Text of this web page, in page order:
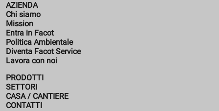
AZIENDA
Chi siamo
Mission
Entra in Facot
Politica Ambientale
Diventa Facot Service
Lavora con noi
PRODOTTI
SETTORI
CASA / CANTIERE
CONTATTI